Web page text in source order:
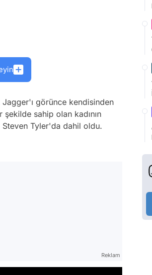
görünce kendisinden
şekilde sahip olan kadının
Steven Tyler'da dahil oldu.
Reklam